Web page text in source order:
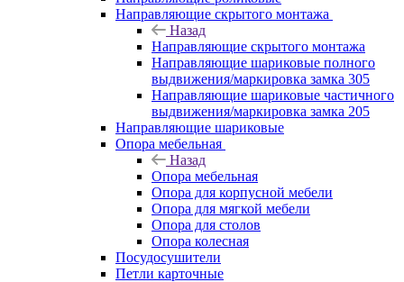
Направляющие скрытого монтажа
Назад
Направляющие скрытого монтажа
Направляющие шариковые полного
выдвижения/маркировка замка 305
Направляющие шариковые частичного
выдвижения/маркировка замка 205
Направляющие шариковые
Опора мебельная
Назад
Опора мебельная
Опора для корпусной мебели
Опора для мягкой мебели
Опора для столов
Опора колесная
Посудосушители
Петли карточные